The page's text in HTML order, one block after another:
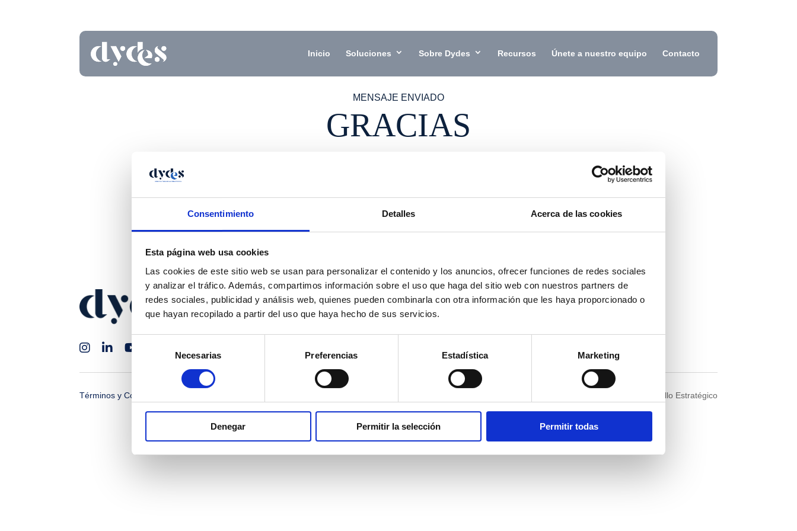
Consentimiento Detalles Acerca de las cookies
Esta página web usa cookies
Las cookies de este sitio web se usan para personalizar el contenido y los anuncios, ofrecer funciones de redes sociales
y analizar el tráfico. Además, compartimos información sobre el uso que haga del sitio web con nuestros partners de
redes sociales, publicidad y análisis web, quienes pueden combinarla con otra información que les haya proporcionado o
que hayan recopilado a partir del uso que haya hecho de sus servicios.
Selección
de
consentimiento
Necesarias Preferencias Estadística Marketing
Denegar Permitir la selección Permitir todas
Inicio Soluciones Sobre Dydes Recursos Únete a nuestro equipo Contacto
MENSAJE ENVIADO
GRACIAS
Soluciones
Consultoría
Sobre Dydes
Términos y Condiciones © 2023 Dirección y Desarrollo Estratégico